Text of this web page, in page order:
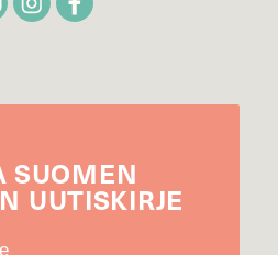
SUOMEN
UUTIS­KIRJE